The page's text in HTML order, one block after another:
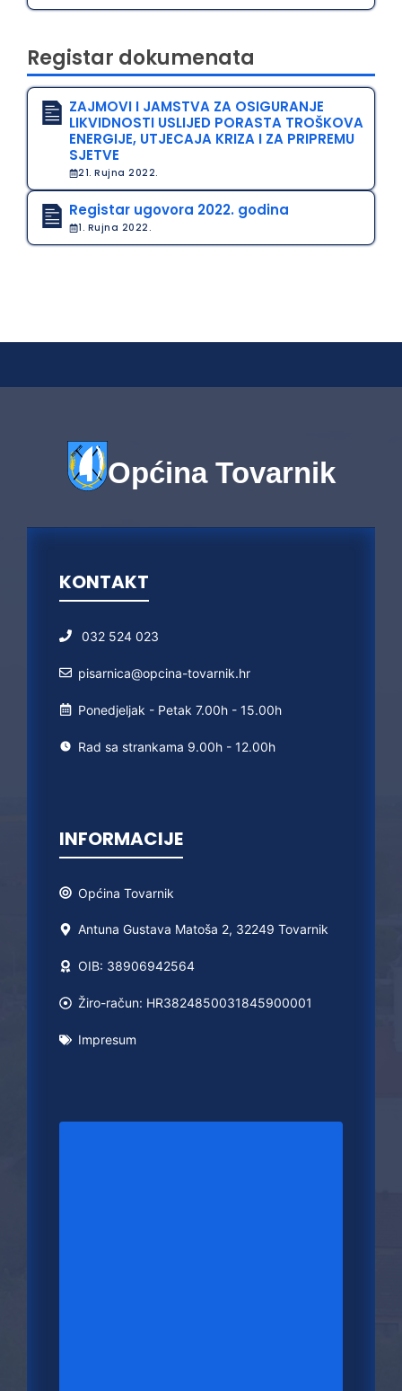
Registar dokumenata
ZAJMOVI I JAMSTVA ZA OSIGURANJE
LIKVIDNOSTI USLIJED PORASTA TROŠKOVA
ENERGIJE, UTJECAJA KRIZA I ZA PRIPREMU
SJETVE
21. Rujna 2022.
Registar ugovora 2022. godina
1. Rujna 2022.
Općina Tovarnik
KONTAKT
032 524 023
pisarnica@opcina-tovarnik.hr
Ponedjeljak - Petak 7.00h - 15.00h
Rad sa strankama 9.00h - 12.00h
INFORMACIJE
Općina Tovarnik
Antuna Gustava Matoša 2, 32249 Tovarnik
OIB: 38906942564
Žiro-račun: HR3824850031845900001
Impresum